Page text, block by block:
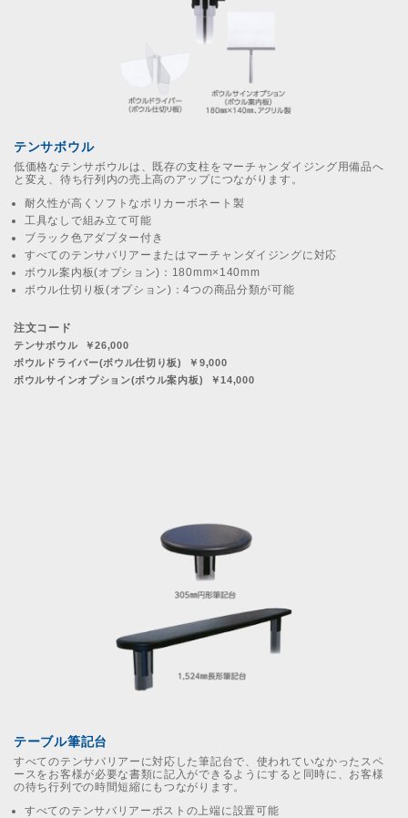
テンサボウル
低価格なテンサボウルは、既存の支柱をマーチャンダイジング用備品へ
と変え、待ち行列内の売上高のアップにつながります。
耐久性が高くソフトなポリカーボネート製
工具なしで組み立て可能
ブラック色アダプター付き
すべてのテンサバリアーまたはマーチャンダイジングに対応
ボウル案内板(オプション)：180mm×140mm
ボウル仕切り板(オプション)：4つの商品分類が可能
注文コード
テンサボウル ￥26,000
ボウルドライバー(ボウル仕切り板) ￥9,000
ボウルサインオプション(ボウル案内板) ￥14,000
テーブル筆記台
すべてのテンサバリアーに対応した筆記台で、使われていなかったスペ
ースをお客様が必要な書類に記入ができるようにすると同時に、お客様
の待ち行列での時間短縮にもつながります。
すべてのテンサバリアーポストの上端に設置可能